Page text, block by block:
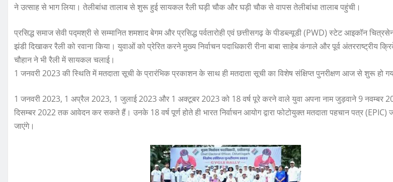
ने उत्साह से भाग लिया। तेलीबांधा तालाब से शुरू हुई सायकल रैली घड़ी चौक और घड़ी चौक से वापस तेलीबांधा तालाब पहुंची।
प्रसिद्ध समाज सेवी पद्मश्री से सम्मानित शमशाद बेगम और प्रसिद्ध पर्वतारोही एवं छत्तीसगढ़ के पीडब्ल्यूडी (PWD) स्टेट आइकॉन
झंडी दिखाकर रैली को रवाना किया। युवाओं को प्रेरित करने मुख्य निर्वाचन पदाधिकारी रीना बाबा साहेब कंगाले और पूर्व अंतरराष्ट्रीय
चौहान ने भी रैली में सायकल चलाई।
1 जनवरी 2023 की स्थिति में मतदाता सूची के प्रारंभिक प्रकाशन के साथ ही मतदाता सूची का विशेष संक्षिप्त पुनरीक्षण आज से शुरू हो
1 जनवरी 2023, 1 अप्रैल 2023, 1 जुलाई 2023 और 1 अक्टूबर 2023 को 18 वर्ष पूरे करने वाले युवा अपना नाम जुड़वाने 9 नवम्बर
दिसम्बर 2022 तक आवेदन कर सकते हैं। उनके 18 वर्ष पूर्ण होते ही भारत निर्वाचन आयोग द्वारा फोटोयुक्त मतदाता पहचान पत्र (EPIC)
जाएंगे।